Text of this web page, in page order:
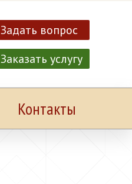
Задать вопрос
Заказать услугу
Контакты